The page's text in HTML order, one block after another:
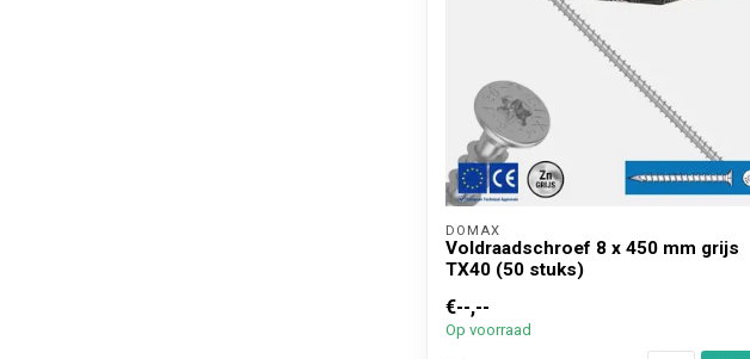
DOMAX
Voldraadschroef 8 x 450 mm grijs
TX40 (50 stuks)
€--,--
Op voorraad